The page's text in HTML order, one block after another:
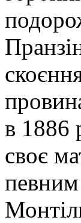
в 1886
своє